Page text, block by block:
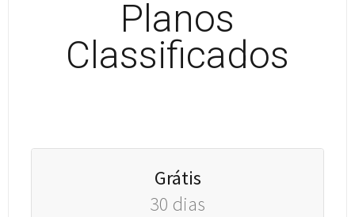
Planos
Classificados
Grátis
30 dias